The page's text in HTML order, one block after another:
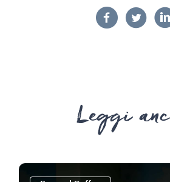
Leggi